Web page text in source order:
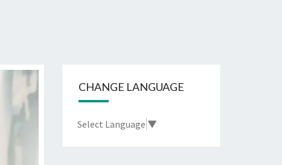
CHANGE LANGUAGE
Select Language ▼